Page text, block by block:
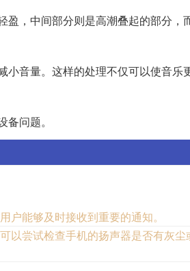
，中间部分则是高潮叠起的部分，
音量。这样的处理不仅可以使音乐
问题。
能够及时接收到重要的通知。
尝试检查手机的扬声器是否有灰尘